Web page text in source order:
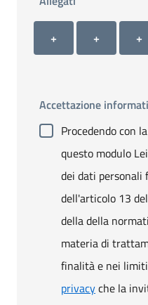
Allegato 1
+
Allegato 2
+ +
Accettazione
Procedendo con
questo modulo
dei dati
dell'articolo 13
della della
materia di
finalità e nei
privacyche la